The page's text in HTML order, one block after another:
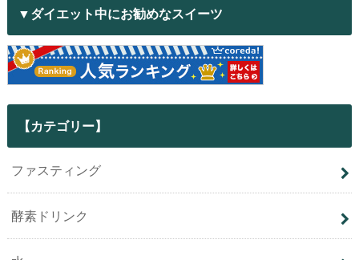
▼ダイエット中にお勧めなスイーツ
【カテゴリー】
ファスティング
酵素ドリンク